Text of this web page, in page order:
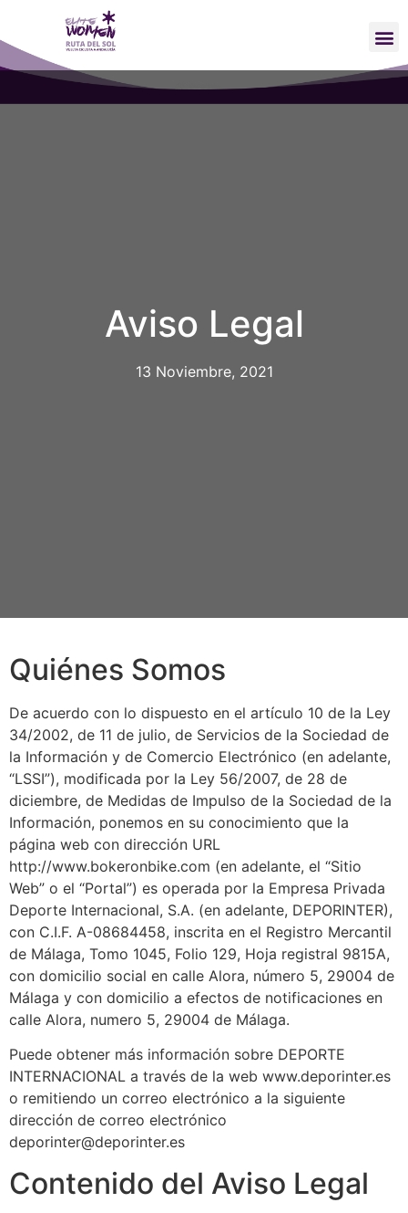
Aviso Legal
13 Noviembre, 2021
Quiénes Somos
De acuerdo con lo dispuesto en el artículo 10 de la Ley
34/2002, de 11 de julio, de Servicios de la Sociedad de
la Información y de Comercio Electrónico (en adelante,
“LSSI”), modificada por la Ley 56/2007, de 28 de
diciembre, de Medidas de Impulso de la Sociedad de la
Información, ponemos en su conocimiento que la
página web con dirección URL
http://www.bokeronbike.com (en adelante, el “Sitio
Web” o el “Portal”) es operada por la Empresa Privada
Deporte Internacional, S.A. (en adelante, DEPORINTER),
con C.I.F. A-08684458, inscrita en el Registro Mercantil
de Málaga, Tomo 1045, Folio 129, Hoja registral 9815A,
con domicilio social en calle Alora, número 5, 29004 de
Málaga y con domicilio a efectos de notificaciones en
calle Alora, numero 5, 29004 de Málaga.
Puede obtener más información sobre DEPORTE
INTERNACIONAL a través de la web www.deporinter.es
o remitiendo un correo electrónico a la siguiente
dirección de correo electrónico
deporinter@deporinter.es
Contenido del Aviso Legal